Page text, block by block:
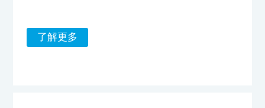
了解更多